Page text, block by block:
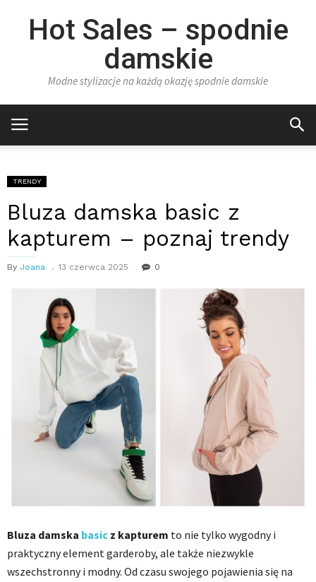
Hot Sales – spodnie
damskie
Modne stylizacje na każdą okazję spodnie damskie
TRENDY
Bluza damska basic z
kapturem – poznaj trendy
By Joana 13 czerwca 2025 0
Bluza damska basic z kapturem to nie tylko wygodny i
praktyczny element garderoby, ale także niezwykle
wszechstronny i modny. Od czasu swojego pojawienia się na